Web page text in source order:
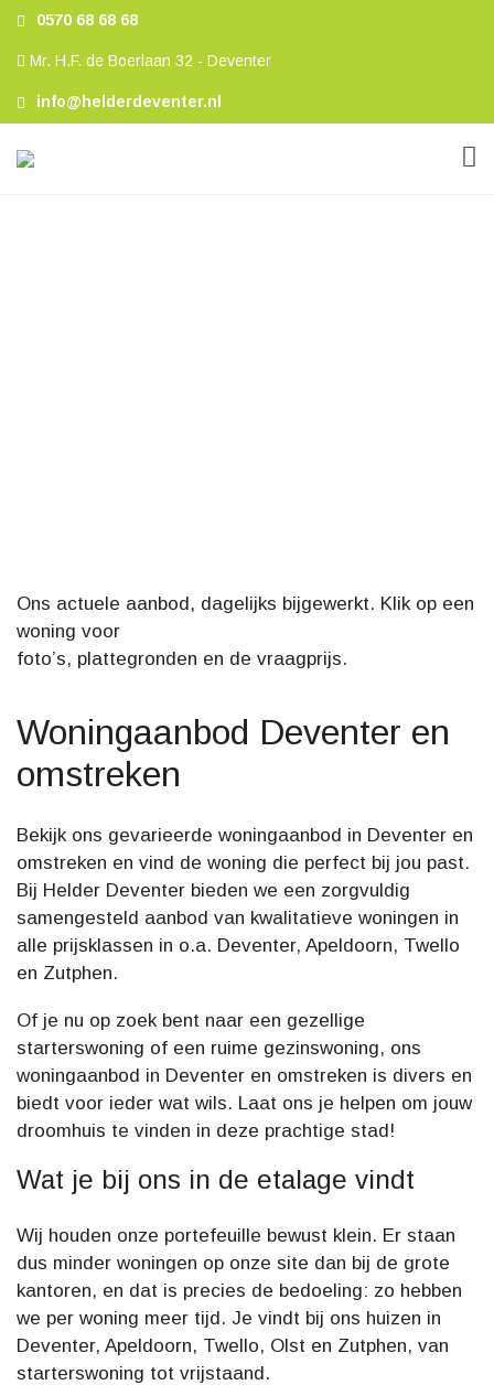
0570 68 68 68
Mr. H.F. de Boerlaan 32 - Deventer
info@helderdeventer.nl
Ons actuele aanbod, dagelijks bijgewerkt. Klik op een
woning voor
foto’s, plattegronden en de vraagprijs.
Woningaanbod Deventer en
omstreken
Bekijk ons gevarieerde woningaanbod in Deventer en
omstreken en vind de woning die perfect bij jou past.
Bij Helder Deventer bieden we een zorgvuldig
samengesteld aanbod van kwalitatieve woningen in
alle prijsklassen in o.a. Deventer, Apeldoorn, Twello
en Zutphen.
Of je nu op zoek bent naar een gezellige
starterswoning of een ruime gezinswoning, ons
woningaanbod in Deventer en omstreken is divers en
biedt voor ieder wat wils. Laat ons je helpen om jouw
droomhuis te vinden in deze prachtige stad!
Wat je bij ons in de etalage vindt
Wij houden onze portefeuille bewust klein. Er staan
dus minder woningen op onze site dan bij de grote
kantoren, en dat is precies de bedoeling: zo hebben
we per woning meer tijd. Je vindt bij ons huizen in
Deventer, Apeldoorn, Twello, Olst en Zutphen, van
starterswoning tot vrijstaand.